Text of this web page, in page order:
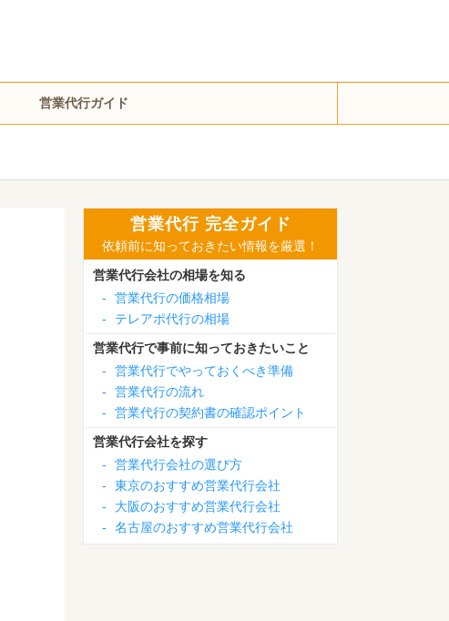
営業代行ガイド
営業代行 完全ガイド
依頼前に知っておきたい情報を厳選！
営業代行会社の相場を知る
-
営業代行の価格相場
-
テレアポ代行の相場
営業代行で事前に知っておきたいこと
-
営業代行でやっておくべき準備
-
営業代行の流れ
-
営業代行の契約書の確認ポイント
営業代行会社を探す
-
営業代行会社の選び方
-
東京のおすすめ営業代行会社
-
大阪のおすすめ営業代行会社
-
名古屋のおすすめ営業代行会社